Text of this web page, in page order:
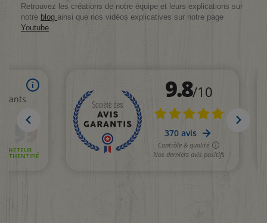
Retrouvez les créations de notre équipe et leurs explications sur
notre blog ainsi que nos vidéos explicatives sur notre page
Youtube.